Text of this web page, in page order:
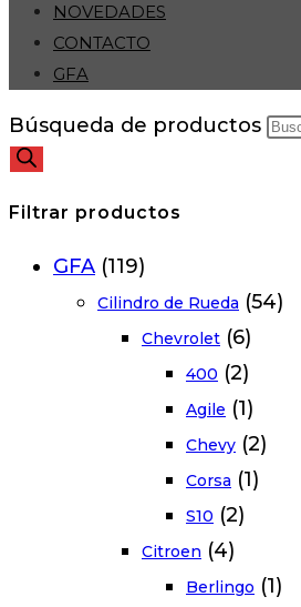
NOVEDADES
CONTACTO
GFA
Búsqueda de productos
Filtrar productos
GFA (119)
Cilindro de Rueda (54)
Chevrolet (6)
400 (2)
Agile (1)
Chevy (2)
Corsa (1)
S10 (2)
Citroen (4)
Berlingo (1)